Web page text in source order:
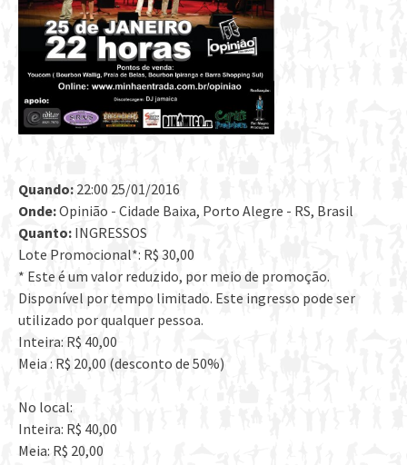
Quando: 22:00 25/01/2016
Onde:Opinião - Cidade Baixa, Porto Alegre - RS, Brasil
Quanto: INGRESSOS
Lote Promocional*: R$ 30,00
* Este é um valor reduzido, por meio de promoção.
Disponível por tempo limitado. Este ingresso pode ser
utilizado por qualquer pessoa.
Inteira: R$ 40,00
Meia : R$ 20,00 (desconto de 50%)
No local:
Inteira: R$ 40,00
Meia: R$ 20,00